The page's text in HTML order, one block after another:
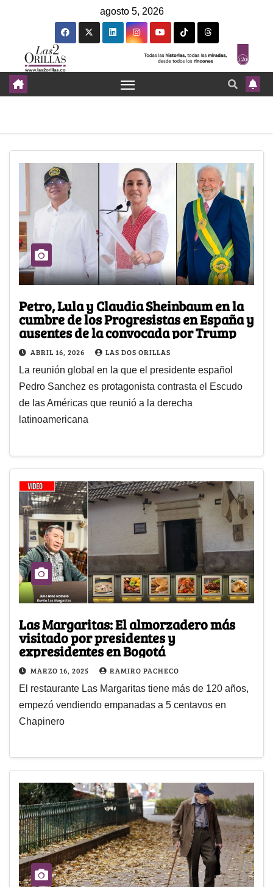
agosto 5, 2026
Petro, Lula y Claudia Sheinbaum en la
cumbre de los Progresistas en España y
ausentes de la convocada por Trump
ABRIL 16, 2026 LAS DOS ORILLAS
La reunión global en la que el presidente español
Pedro Sanchez es protagonista contrasta el Escudo
de las Américas que reunió a la derecha
latinoamericana
Las Margaritas: El almorzadero más
visitado por presidentes y
expresidentes en Bogotá
MARZO 16, 2025 RAMIRO PACHECO
El restaurante Las Margaritas tiene más de 120 años,
empezó vendiendo empanadas a 5 centavos en
Chapinero